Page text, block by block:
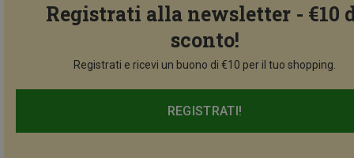
Registrati alla newsletter - €10
sconto!
Registrati e ricevi un buono di €10 per il tuo shopping.
REGISTRATI!